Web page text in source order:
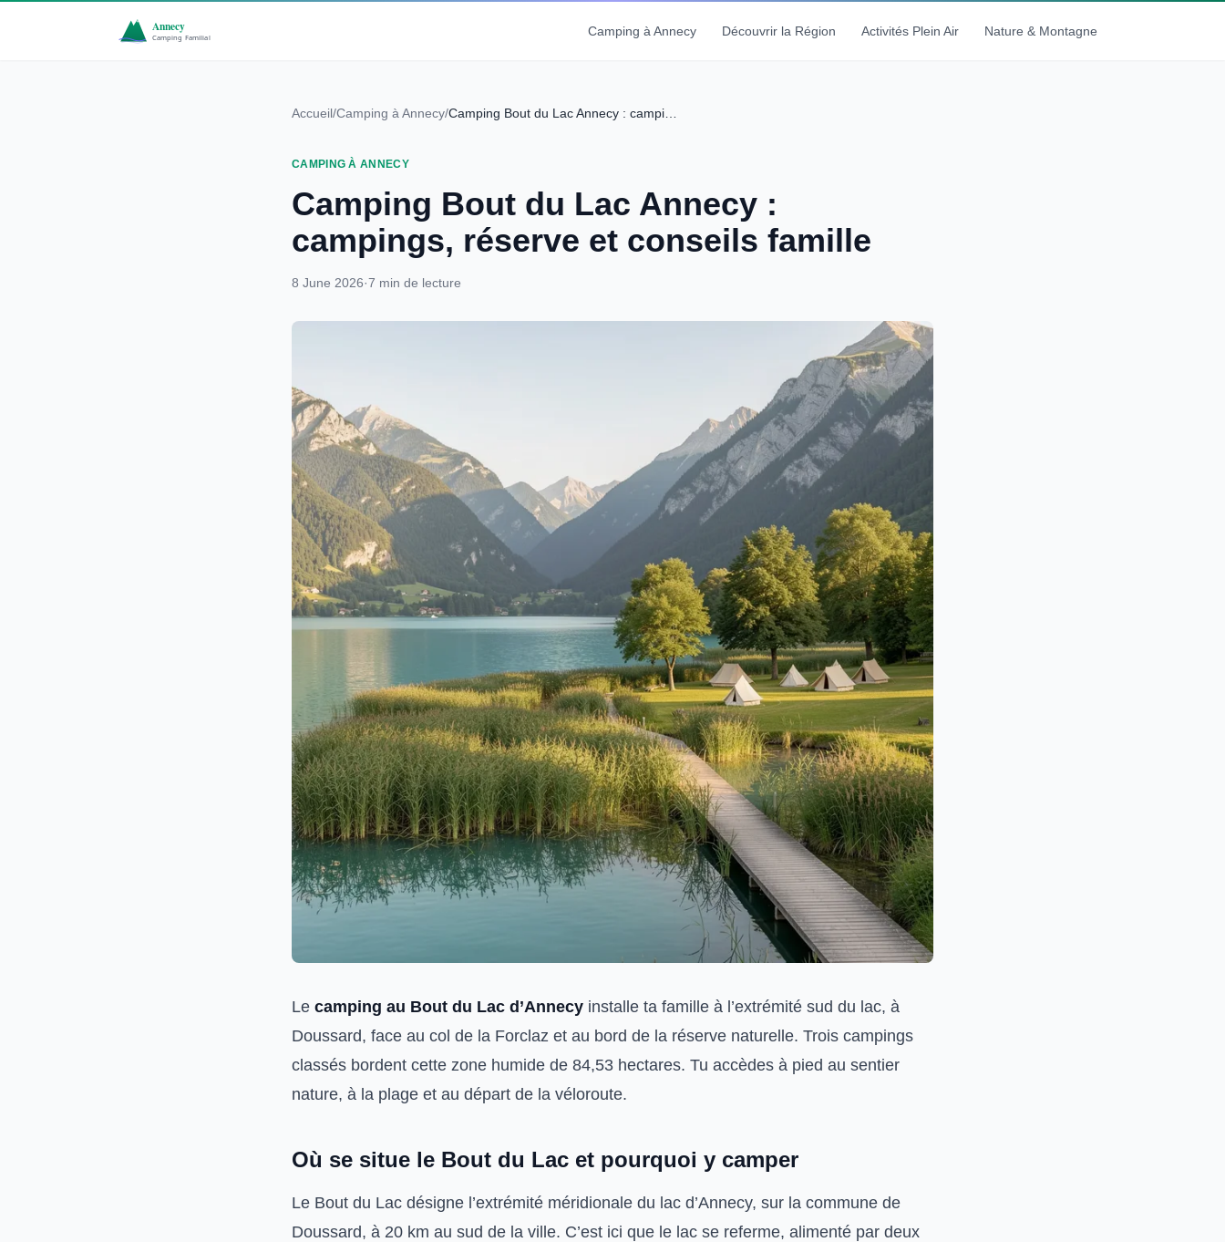
Camping à Annecy Découvrir la Région Activités Plein Air Nature & Montagne
Accueil/Camping à Annecy/
CAMPING À ANNECY
Camping Bout du Lac Annecy :
campings, réserve et conseils famille
8 June 2026·7 min de lecture
Le camping au Bout du Lac d’Annecy installe ta famille à l’extrémité sud du lac, à
Doussard, face au col de la Forclaz et au bord de la réserve naturelle. Trois campings
classés bordent cette zone humide de 84,53 hectares. Tu accèdes à pied au sentier
nature, à la plage et au départ de la véloroute.
Où se situe le Bout du Lac et pourquoi y camper
Le Bout du Lac désigne l’extrémité méridionale du lac d’Annecy, sur la commune de
Doussard, à 20 km au sud de la ville. C’est ici que le lac se referme, alimenté par deux